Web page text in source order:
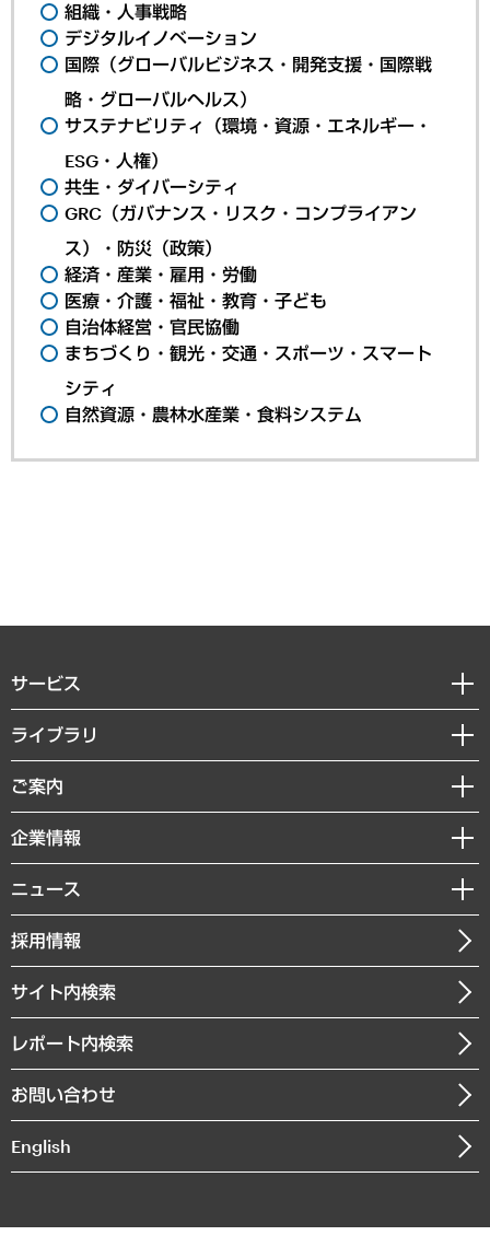
組織・人事戦略
デジタルイノベーション
国際（グローバルビジネス・開発支援・国際戦
略・グローバルヘルス）
サステナビリティ（環境・資源・エネルギー・
ESG・人権）
共生・ダイバーシティ
GRC（ガバナンス・リスク・コンプライアン
ス）・防災（政策）
経済・産業・雇用・労働
医療・介護・福祉・教育・子ども
自治体経営・官民協働
まちづくり・観光・交通・スポーツ・スマート
シティ
自然資源・農林水産業・食料システム
サービス
経営戦略
組織・人事戦略
デジタルイノベーション
共生・ダイバーシティ
GRC（ガバナンス・リスク・コンプライアンス）・防災（政策）
経済・産業・雇用・労働
まちづくり・観光・交通・スポーツ・スマートシティ
自然資源・農林水産業・食料システム
ライブラリ
経済調査
レポート
コラム
経営用語集
受託・受注実績（官公庁関連）
メディア掲載・出演
ご案内
セミナー・イベント情報
MUFGビジネスセミナー
受託案件情報
企業情報
私たちの想い
社長メッセージ
会社概要
沿革
組織図・本部部室紹介
インドネシア現地法人
個人情報保護方針
ニュース
ニュースリリース
お知らせ
採用情報
サイト内検索
レポート内検索
お問い合わせ
English